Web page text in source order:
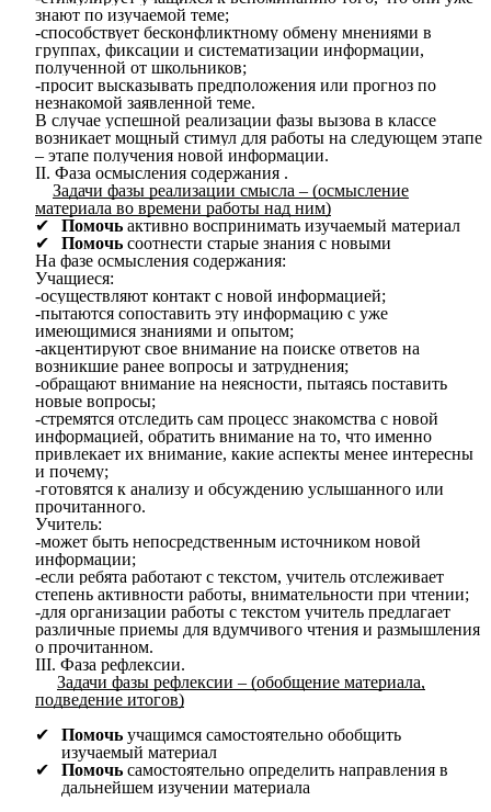
знают по изучаемой теме;
-способствует бесконфликтному обмену мнениями в
группах, фиксации и систематизации информации,
полученной от школьников;
-просит высказывать предположения или прогноз по
незнакомой заявленной теме.
В случае успешной реализации фазы вызова в классе
возникает мощный стимул для работы на следующем этапе
– этапе получения новой информации.
II. Фаза осмысления содержания .
Задачи фазы реализации смысла – (осмысление
материала во времени работы над ним)
Помочь активно воспринимать изучаемый материал
Помочь соотнести старые знания с новыми
На фазе осмысления содержания:
Учащиеся:
-осуществляют контакт с новой информацией;
-пытаются сопоставить эту информацию с уже
имеющимися знаниями и опытом;
-акцентируют свое внимание на поиске ответов на
возникшие ранее вопросы и затруднения;
-обращают внимание на неясности, пытаясь поставить
новые вопросы;
-стремятся отследить сам процесс знакомства с новой
информацией, обратить внимание на то, что именно
привлекает их внимание, какие аспекты менее интересны
и почему;
-готовятся к анализу и обсуждению услышанного или
прочитанного.
Учитель:
-может быть непосредственным источником новой
информации;
-если ребята работают с текстом, учитель отслеживает
степень активности работы, внимательности при чтении;
-для организации работы с текстом учитель предлагает
различные приемы для вдумчивого чтения и размышления
о прочитанном.
III. Фаза рефлексии.
Задачи фазы рефлексии – (обобщение материала,
подведение итогов)
Помочь учащимся самостоятельно обобщить
изучаемый материал
Помочь самостоятельно определить направления в
дальнейшем изучении материала